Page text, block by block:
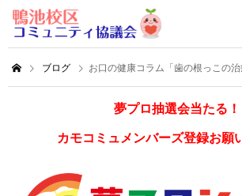
ブログ お口の健康コラム「歯の根っこの治
夢プロ抽選会当たる！
カモコミュメンバーズ登録お願